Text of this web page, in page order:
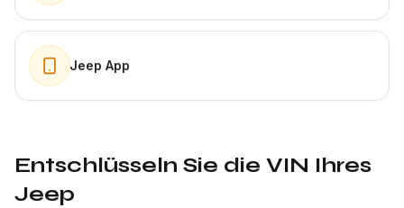
Jeep App
Entschlüsseln Sie die VIN Ihres
Jeep